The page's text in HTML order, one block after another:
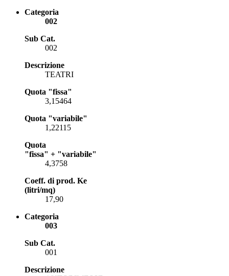
Categoria
002
Sub Cat.
002
Descrizione
TEATRI
Quota "fissa"
3,15464
Quota "variabile"
1,22115
Quota
"fissa" + "variabile"
4,3758
Coeff. di prod. Ke
(litri/mq)
17,90
Categoria
003
Sub Cat.
001
Descrizione